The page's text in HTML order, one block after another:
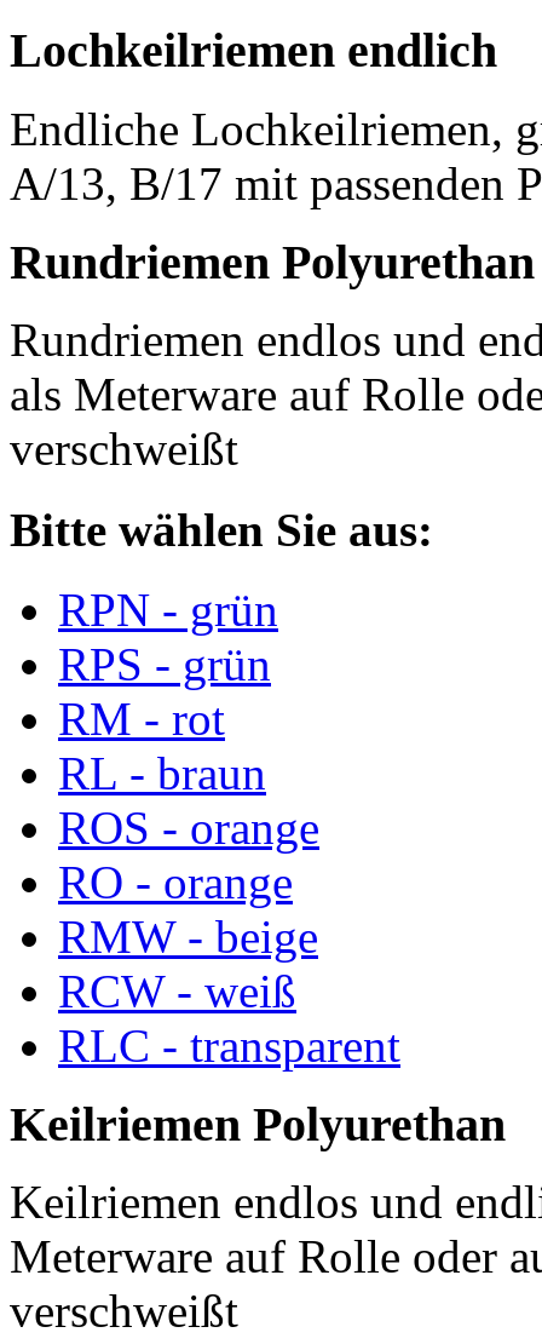
Lochkeilriemen endlich
Endliche Lochkeilriemen,
A/13, B/17 mit passenden
Rundriemen Polyurethan
Rundriemen endlos und
als Meterware auf Rolle
verschweißt
Bitte wählen Sie aus:
RPN - grün
RPS - grün
RM - rot
RL - braun
ROS - orange
RO - orange
RMW - beige
RCW - weiß
RLC - transparent
Keilriemen Polyurethan
Keilriemen endlos und
Meterware auf Rolle oder
verschweißt